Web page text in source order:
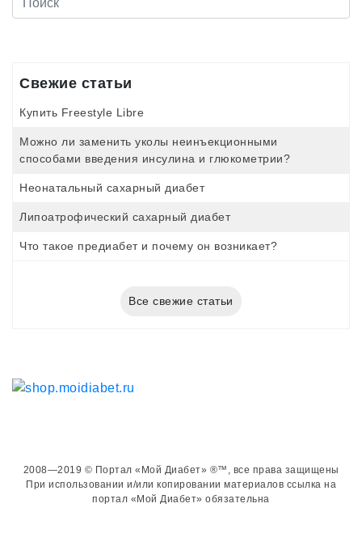
Свежие статьи
Купить Freestyle Libre
Можно ли заменить уколы неинъекционными
способами введения инсулина и глюкометрии?
Неонатальный сахарный диабет
Липоатрофический сахарный диабет
Что такое предиабет и почему он возникает?
Все свежие статьи
2008—2019 © Портал «Мой Диабет» ®™, все права защищены
При использовании и/или копировании материалов ссылка на
портал «Мой Диабет» обязательна